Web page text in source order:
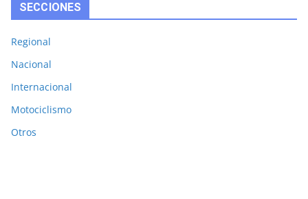
SECCIONES
Regional
Nacional
Internacional
Motociclismo
Otros